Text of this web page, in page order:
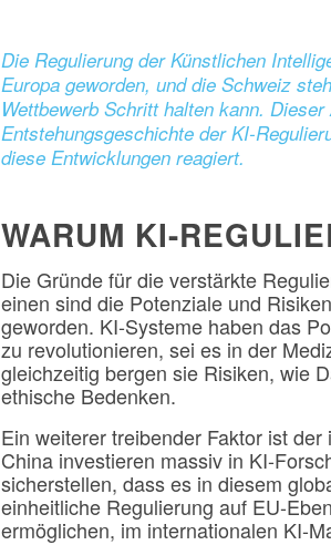
Die Regulierung der Künstlichen
Europa geworden, und die Schweiz
Wettbewerb Schritt halten kann.
Entstehungsgeschichte der KI-
diese Entwicklungen reagiert.
WARUM KI-
Die Gründe für die verstärkte
einen sind die Potenziale und
geworden. KI-Systeme haben das
zu revolutionieren, sei es in der
gleichzeitig bergen sie Risiken, wie
ethische Bedenken.
Ein weiterer treibender Faktor ist
China investieren massiv in KI-
sicherstellen, dass es in diesem
einheitliche Regulierung auf EU-
ermöglichen, im internationalen KI-